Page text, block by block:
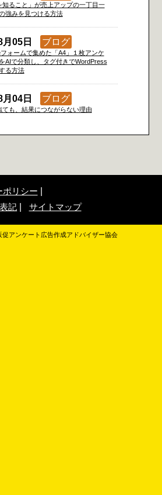
知ること」が売上アップの一丁目一
強みを見つける方法
05日 ブログ
ォームで集めた「A4」１枚アンケ
AIで分類し、タグ付きでWordPress
る方法
04日 ブログ
ても、結果につながらない理由
ポリシー
記
サイトマップ
アンケート広告作成アドバイザー協会